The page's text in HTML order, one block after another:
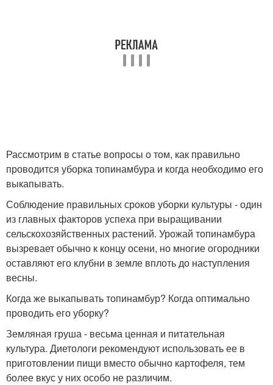
Рассмотрим в статье вопросы о том, как правильно
проводится уборка топинамбура и когда необходимо его
выкапывать.
Соблюдение правильных сроков уборки культуры - один
из главных факторов успеха при выращивании
сельскохозяйственных растений. Урожай топинамбура
вызревает обычно к концу осени, но многие огородники
оставляют его клубни в земле вплоть до наступления
весны.
Когда же выкапывать топинамбур? Когда оптимально
проводить его уборку?
Земляная груша - весьма ценная и питательная
культура. Диетологи рекомендуют использовать ее в
приготовлении пищи вместо обычно картофеля, тем
более вкус у них особо не различим.